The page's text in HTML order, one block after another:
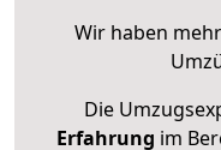
Wir haben
Die
Erfahrung im